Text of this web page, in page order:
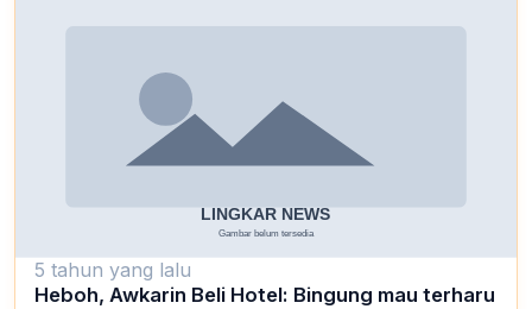
5 tahun yang lalu
Heboh, Awkarin Beli Hotel: Bingung mau terharu